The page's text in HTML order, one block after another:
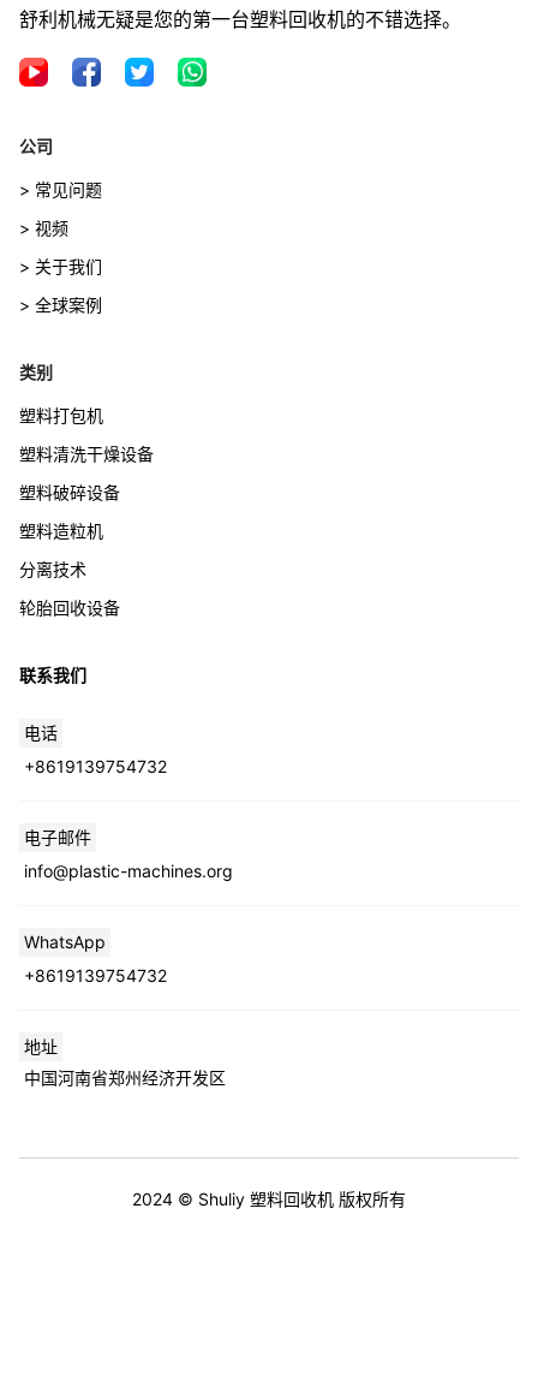
舒利机械无疑是您的第一台塑料回收机的不错选择。
公司
> 常见问题
> 视频
> 关于我们
> 全球案例
类别
塑料打包机
塑料清洗干燥设备
塑料破碎设备
塑料造粒机
分离技术
轮胎回收设备
联系我们
电话
+8619139754732
电子邮件
info@plastic-machines.org
WhatsApp
+8619139754732
地址
中国河南省郑州经济开发区
2024 © Shuliy 塑料回收机 版权所有